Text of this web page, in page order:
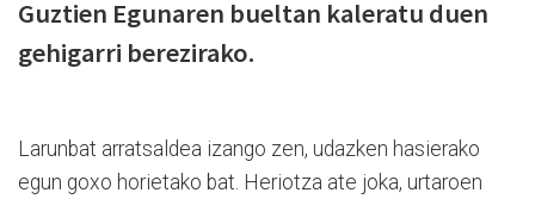
Guztien Egunaren bueltan kaleratu duen
gehigarri berezirako.
Larunbat arratsaldea izango zen, udazken hasierako
egun goxo horietako bat. Heriotza ate joka, urtaroen